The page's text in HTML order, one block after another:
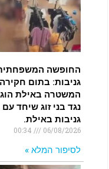
החופשה
גניבות: בתום
נגד בני זוג שיחד
גניבות באילת.
06/08/2026
לסיפור המלא »